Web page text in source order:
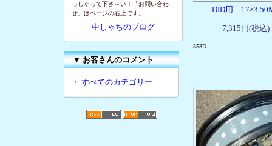
っしゃって下さ～い！「お問い合わ
せ」はページの右上です。
中しゃちのブログ
▼お客さんのコメント
・ すべてのカテゴリー
DID用
7,315円(税込)
353D